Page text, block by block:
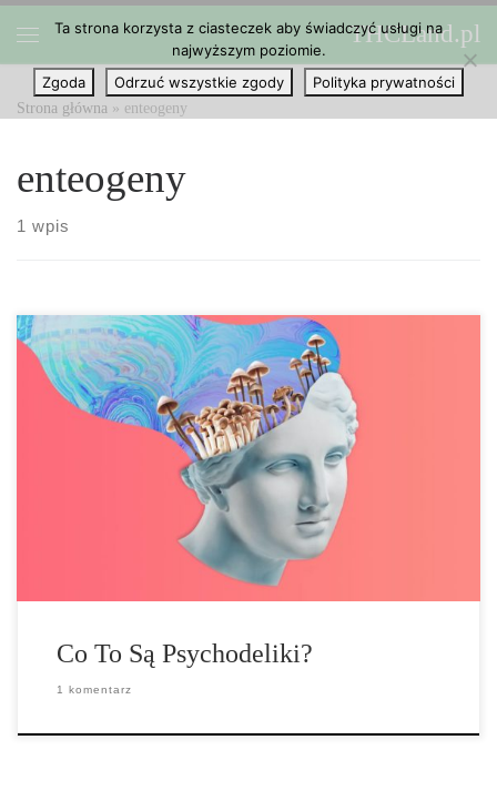
Przejdź do treści THCLand.pl
Strona główna » enteogeny
enteogeny
1 wpis
Psychodeliki to silne psychoaktywne chemikalia lub rośliny, które
mogą zmieniać percepcję, nastrój i procesy poznawcze. Niektóre z
najpowszechniejszych psychodelików to psilocybina (znajdująca
się w niektórych grzybach), LSD, meskalina (znajdująca się w San
Pedro i kaktusach pejotlowych), ayahuasca (napar zawierający
Co To Są Psychodeliki?
1 komentarz
Ta strona korzysta z ciasteczek aby świadczyć usługi na
najwyższym poziomie.
Zgoda
Odrzuć wszystkie zgody Polityka prywatności